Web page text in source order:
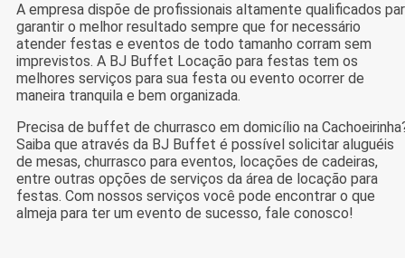
A empresa dispõe de profissionais altamente qualificados
garantir o melhor resultado sempre que for necessário
atender festas e eventos de todo tamanho corram sem
imprevistos. A BJ Buffet Locação para festas tem os
melhores serviços para sua festa ou evento ocorrer de
maneira tranquila e bem organizada.
Precisa de buffet de churrasco em domicílio na
Saiba que através da BJ Buffet é possível solicitar aluguéis
de mesas, churrasco para eventos, locações de cadeiras,
entre outras opções de serviços da área de locação para
festas. Com nossos serviços você pode encontrar o que
almeja para ter um evento de sucesso, fale conosco!